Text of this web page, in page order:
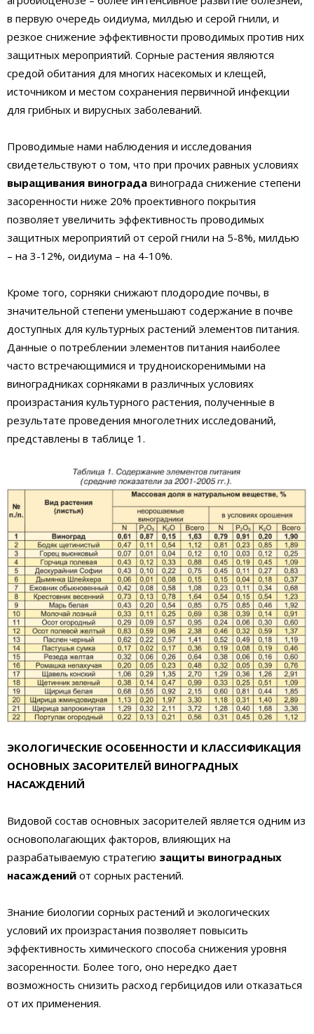
в первую очередь оидиума, милдью и серой гнили, и
резкое снижение эффективности проводимых против них
защитных мероприятий. Сорные растения являются
средой обитания для многих насекомых и клещей,
источником и местом сохранения первичной инфекции
для грибных и вирусных заболеваний.
Проводимые нами наблюдения и исследования
свидетельствуют о том, что при прочих равных условиях
выращивания винограда винограда снижение степени
засоренности ниже 20% проективного покрытия
позволяет увеличить эффективность проводимых
защитных мероприятий от серой гнили на 5-8%, милдью
– на 3-12%, оидиума – на 4-10%.
Кроме того, сорняки снижают плодородие почвы, в
значительной степени уменьшают содержание в почве
доступных для культурных растений элементов питания.
Данные о потреблении элементов питания наиболее
часто встречающимися и трудноискоренимыми на
виноградниках сорняками в различных условиях
произрастания культурного растения, полученные в
результате проведения многолетних исследований,
представлены в таблице 1.
ЭКОЛОГИЧЕСКИЕ ОСОБЕННОСТИ И КЛАССИФИКАЦИЯ
ОСНОВНЫХ ЗАСОРИТЕЛЕЙ ВИНОГРАДНЫХ
НАСАЖДЕНИЙ
Видовой состав основных засорителей является одним из
основополагающих факторов, влияющих на
разрабатываемую стратегию защиты виноградных
насаждений от сорных растений.
Знание биологии сорных растений и экологических
условий их произрастания позволяет повысить
эффективность химического способа снижения уровня
засоренности. Более того, оно нередко дает
возможность снизить расход гербицидов или отказаться
от их применения.